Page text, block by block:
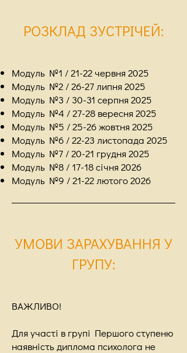
РОЗКЛАД ЗУСТРІЧЕЙ:
Модуль №1 / 21-22 червня 2025
Модуль №2 / 26-27 липня 2025
Модуль №3 / 30-31 серпня 2025
Модуль №4 / 27-28 вересня 2025
Модуль №5 / 25-26 жовтня 2025
Модуль №6 / 22-23 листопада 2025
Модуль №7 / 20-21 грудня 2025
Модуль №8 / 17-18 січня 2026
Модуль №9 / 21-22 лютого 2026
УМОВИ ЗАРАХУВАННЯ У
ГРУПУ:
ВАЖЛИВО!
Для участі в групі Першого ступеню
наявність диплома психолога не